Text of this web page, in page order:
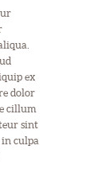
ex
dolor
cillum
sint
in culpa